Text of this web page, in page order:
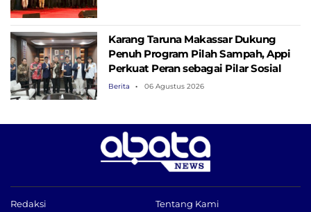
Karang Taruna Makassar Dukung
Penuh Program Pilah Sampah, Appi
Perkuat Peran sebagai Pilar Sosial
Berita 06 Agustus 2026
Redaksi Tentang Kami